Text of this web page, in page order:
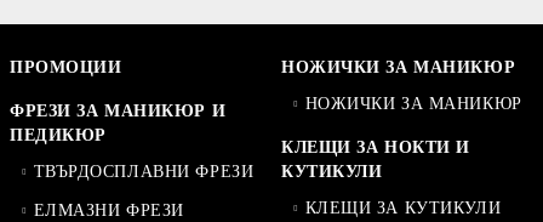
ПРОМОЦИИ
ФРЕЗИ ЗА МАНИКЮР И
ПЕДИКЮР
ТВЪРДОСПЛАВНИ ФРЕЗИ
ЕЛМАЗНИ ФРЕЗИ
НОЖИЧКИ ЗА МАНИКЮР
НОЖИЧКИ ЗА МАНИКЮР
КЛЕЩИ ЗА НОКТИ И
КУТИКУЛИ
КЛЕЩИ ЗА КУТИКУЛИ